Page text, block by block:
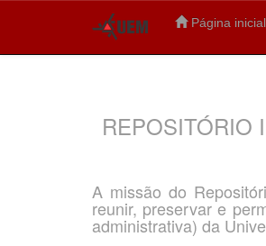
Página inicial
REPOSITÓRIO
A missão do
reunir, preservar e
administrativa) da